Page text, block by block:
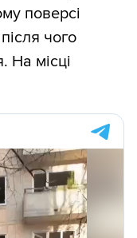
поверсі
чого
На місці